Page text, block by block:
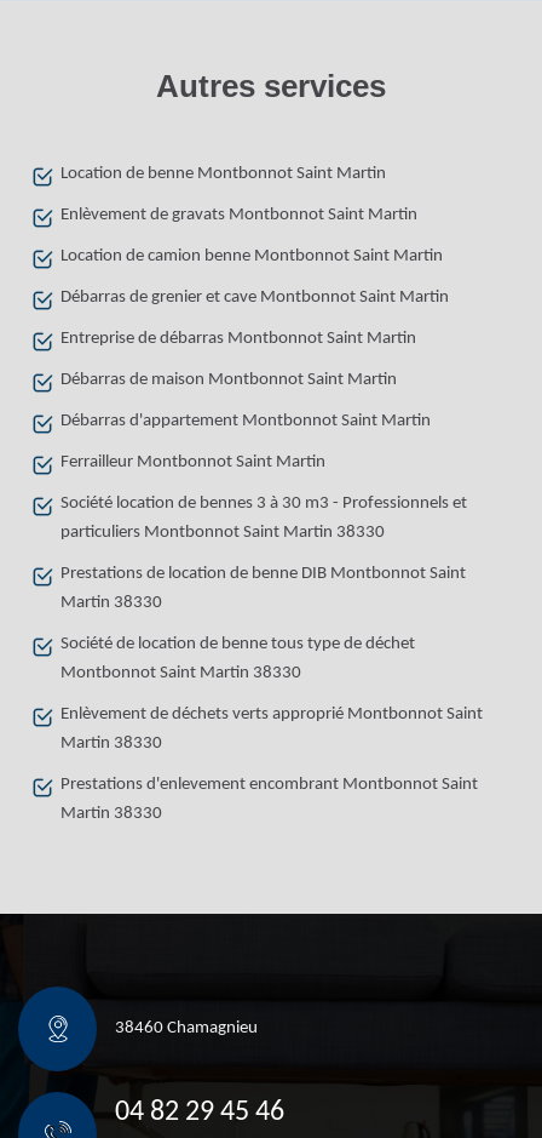
Autres services
Location de benne Montbonnot Saint Martin
Enlèvement de gravats Montbonnot Saint Martin
Location de camion benne Montbonnot Saint Martin
Débarras de grenier et cave Montbonnot Saint Martin
Entreprise de débarras Montbonnot Saint Martin
Débarras de maison Montbonnot Saint Martin
Débarras d'appartement Montbonnot Saint Martin
Ferrailleur Montbonnot Saint Martin
Société location de bennes 3 à 30 m3 - Professionnels et
particuliers Montbonnot Saint Martin 38330
Prestations de location de benne DIB Montbonnot Saint
Martin 38330
Société de location de benne tous type de déchet
Montbonnot Saint Martin 38330
Enlèvement de déchets verts approprié Montbonnot Saint
Martin 38330
Prestations d'enlevement encombrant Montbonnot Saint
Martin 38330
38460 Chamagnieu
04 82 29 45 46